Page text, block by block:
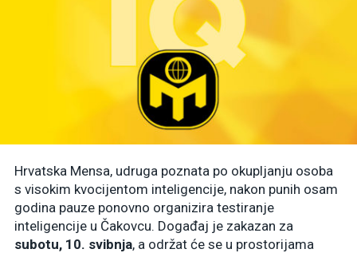
Hrvatska Mensa, udruga poznata po okupljanju osoba
s visokim kvocijentom inteligencije, nakon punih osam
godina pauze ponovno organizira testiranje
inteligencije u Čakovcu. Događaj je zakazan za
subotu, 10. svibnja, a održat će se u prostorijama